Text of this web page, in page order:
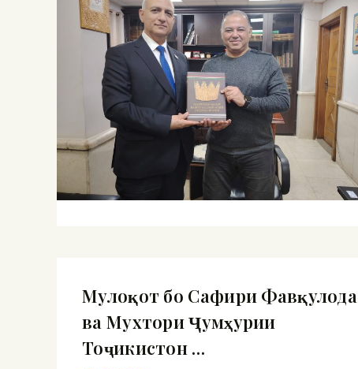
Мулоқот бо Сафири Фавқулода
ва Мухтори Ҷумҳурии
Тоҷикистон …